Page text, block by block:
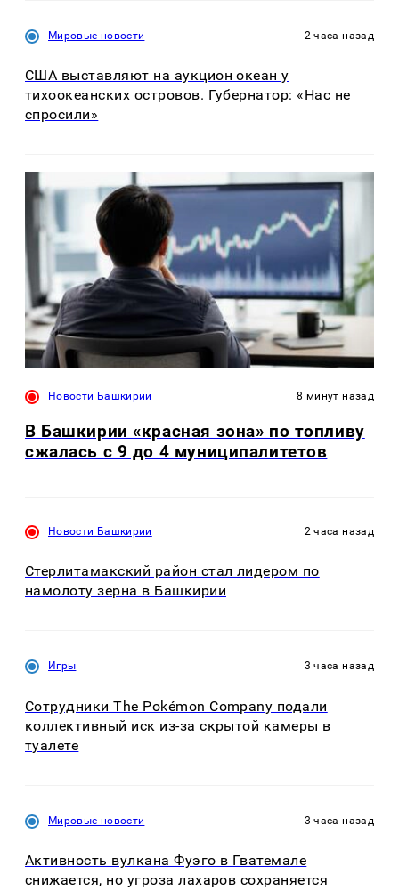
Мировые новости 2 часа назад
США выставляют на аукцион океан у
тихоокеанских островов. Губернатор: «Нас не
спросили»
Новости Башкирии 8 минут назад
В Башкирии «красная зона» по топливу
сжалась с 9 до 4 муниципалитетов
Новости Башкирии 2 часа назад
Стерлитамакский район стал лидером по
намолоту зерна в Башкирии
Игры 3 часа назад
Сотрудники The Pokémon Company подали
коллективный иск из-за скрытой камеры в
туалете
Мировые новости 3 часа назад
Активность вулкана Фуэго в Гватемале
снижается, но угроза лахаров сохраняется